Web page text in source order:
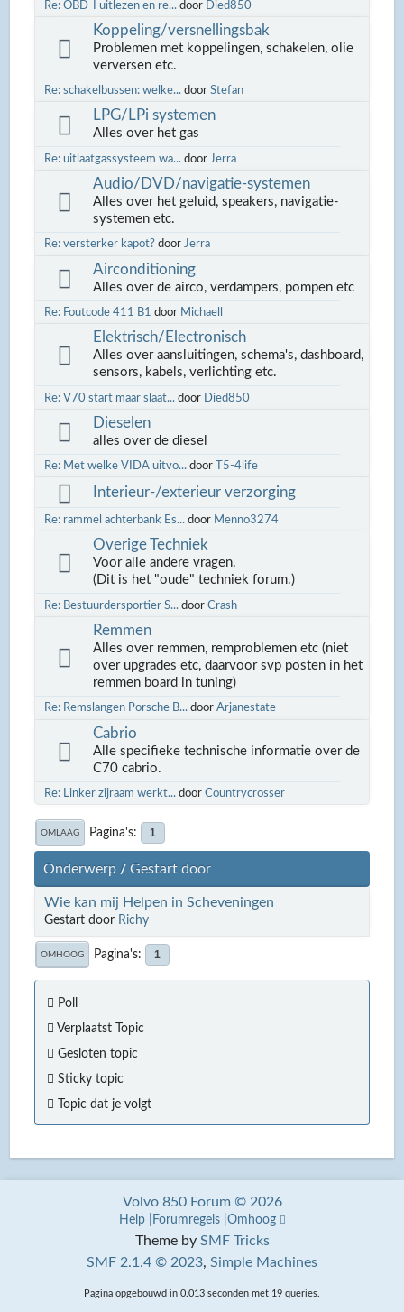
Re: OBD-I uitlezen en re... door Died850
Koppeling/versnellingsbak
Problemen met koppelingen, schakelen, olie
verversen etc.
Re: schakelbussen: welke... doorStefan
LPG/LPi systemen
Alles over het gas
Re: uitlaatgassysteem wa... door Jerra
Audio/DVD/navigatie-systemen
Alles over het geluid, speakers, navigatie-
systemen etc.
Re: versterker kapot? door Jerra
Airconditioning
Alles over de airco, verdampers, pompen etc
Re: Foutcode 411 B1 door Michaell
Elektrisch/Electronisch
Alles over aansluitingen, schema's, dashboard,
sensors, kabels, verlichting etc.
Re: V70 start maar slaat... door Died850
Dieselen
alles over de diesel
Re: Met welke VIDA uitvo... door T5-4life
Interieur-/exterieur verzorging
Re: rammel achterbank Es... door Menno3274
Overige Techniek
Voor alle andere vragen.
(Dit is het "oude" techniek forum.)
Re: Bestuurdersportier S... doorCrash
Remmen
Alles over remmen, remproblemen etc (niet
over upgrades etc, daarvoor svp posten in het
remmen board in tuning)
Re: Remslangen Porsche B... doorArjanestate
Cabrio
Alle specifieke technische informatie over de
C70 cabrio.
Re: Linker zijraam werkt... doorCountrycrosser
OMLAAG Pagina's 1
Onderwerp /Gestart door
Wie kan mij Helpen in Scheveningen
Gestart door Richy
OMHOOG Pagina's 1
Poll
Verplaatst Topic
Gesloten topic
Sticky topic
Topic dat je volgt
Theme by SMF Tricks
SMF 2.1.4 © 2023, Simple Machines
Volvo 850 Forum © 2026
Help Forumregels Omhoog
Pagina opgebouwd in 0.013 seconden met 19 queries.